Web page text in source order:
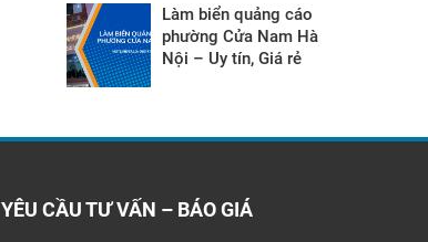
Làm biển quảng cáo
phường Cửa Nam Hà
Nội – Uy tín, Giá rẻ
YÊU CẦU TƯ VẤN – BÁO GIÁ